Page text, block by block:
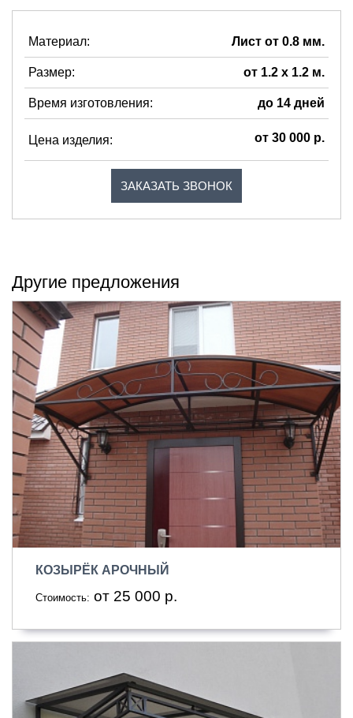
Материал: Лист от 0.8 мм.
Размер: от 1.2 х 1.2 м.
Время изготовления: до 14 дней
Цена изделия: от 30 000 р.
ЗАКАЗАТЬ ЗВОНОК
Другие предложения
КОЗЫРЁК АРОЧНЫЙ
Стоимость: от 25 000 р.